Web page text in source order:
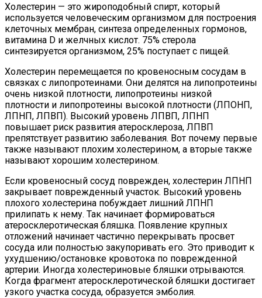
Холестерин — это жироподобный спирт, который
используется человеческим организмом для построения
клеточных мембран, синтеза определенных гормонов,
витамина D и желчных кислот. 75% стерола
синтезируется организмом, 25% поступает с пищей.
Холестерин перемещается по кровеносным сосудам в
связках с липопротеинами. Они делятся на липопротеины
очень низкой плотности, липопротеины низкой
плотности и липопротеины высокой плотности (ЛПОНП,
ЛПНП, ЛПВП). Высокий уровень ЛПВП, ЛПНП
повышает риск развития атеросклероза, ЛПВП
препятствует развитию заболевания. Вот почему первые
также называют плохим холестерином, а вторые также
называют хорошим холестерином.
Если кровеносный сосуд поврежден, холестерин ЛПНП
закрывает поврежденный участок. Высокий уровень
плохого холестерина побуждает лишний ЛПНП
прилипать к нему. Так начинает формироваться
атеросклеротическая бляшка. Появление крупных
отложений начинает частично перекрывать просвет
сосуда или полностью закупоривать его. Это приводит к
ухудшению/остановке кровотока по поврежденной
артерии. Иногда холестериновые бляшки отрываются.
Когда фрагмент атеросклеротической бляшки достигает
узкого участка сосуда, образуется эмболия.